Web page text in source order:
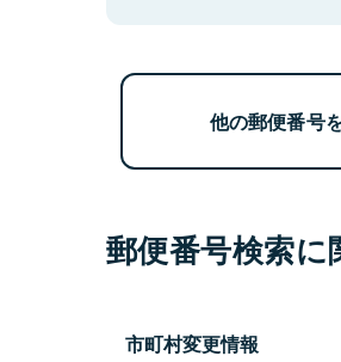
他の郵便番号
郵便番号検索に
市町村変更情報